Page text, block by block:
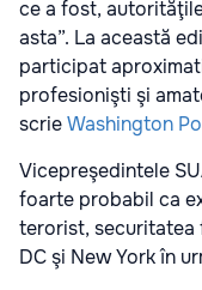
ce a fost,
asta”. La această
participat
profesionişti şi
scrieWashington
Vicepreşedintele
foarte probabil ca
terorist, securitatea
DC şi New York în